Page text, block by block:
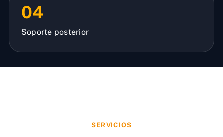
04
Soporte posterior
SERVICIOS